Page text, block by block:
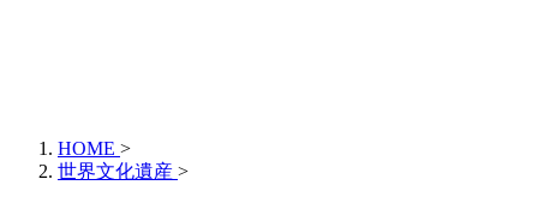
HOME >
世界文化遺産 >